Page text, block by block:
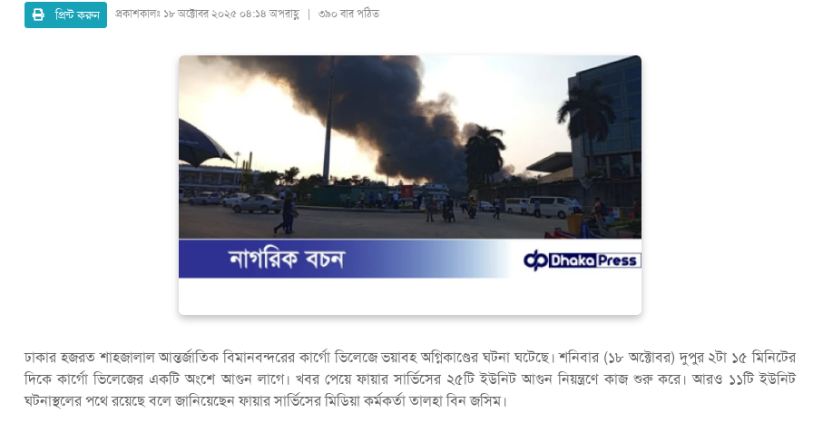
প্রিন্ট করুন প্রকাশকালঃ ১৮ অক্টোবর ২০২৫ ০৪:১৪ অপরাহ্ণ | ৩৯০ বার পঠিত
ঢাকার হজরত শাহজালাল আন্তর্জাতিক বিমানবন্দরের কার্গো ভিলেজে ভয়াবহ অগ্নিকাণ্ডের ঘটনা ঘটেছে। শনিবার (১৮ অক্টোবর) দুপুর ২টা ১৫ মিনিটের
দিকে কার্গো ভিলেজের একটি অংশে আগুন লাগে। খবর পেয়ে ফায়ার সার্ভিসের ২৫টি ইউনিট আগুন নিয়ন্ত্রণে কাজ শুরু করে। আরও ১১টি ইউনিট
ঘটনাস্থলের পথে রয়েছে বলে জানিয়েছেন ফায়ার সার্ভিসের মিডিয়া কর্মকর্তা তালহা বিন জসিম।